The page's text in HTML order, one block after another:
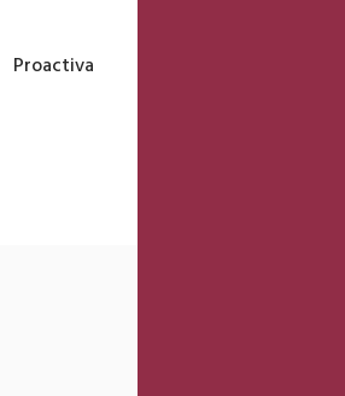
Proactiva